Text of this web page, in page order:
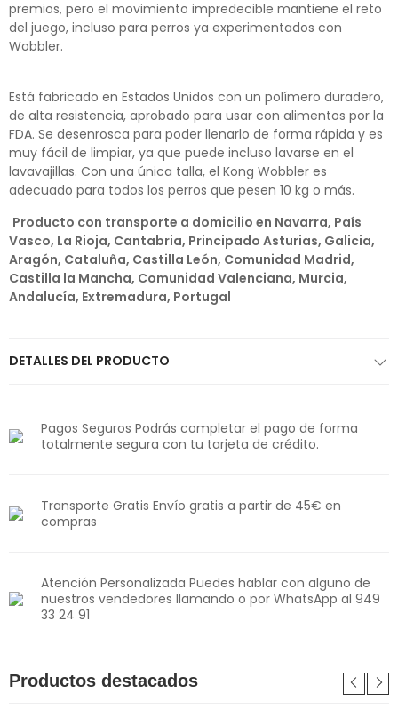
premios, pero el movimiento impredecible mantiene el reto
del juego, incluso para perros ya experimentados con
Wobbler.
Está fabricado en Estados Unidos con un polímero duradero,
de alta resistencia, aprobado para usar con alimentos por la
FDA. Se desenrosca para poder llenarlo de forma rápida y es
muy fácil de limpiar, ya que puede incluso lavarse en el
lavavajillas. Con una única talla, el Kong Wobbler es
adecuado para todos los perros que pesen 10 kg o más.
Producto con transporte a domicilio en Navarra, País
Vasco, La Rioja, Cantabria, Principado Asturias, Galicia,
Aragón, Cataluña, Castilla León, Comunidad Madrid,
Castilla la Mancha, Comunidad Valenciana, Murcia,
Andalucía, Extremadura, Portugal
DETALLES DEL PRODUCTO
Pagos Seguros Podrás completar el pago de forma
totalmente segura con tu tarjeta de crédito.
Transporte Gratis Envío gratis a partir de 45€ en
compras
Atención Personalizada Puedes hablar con alguno de
nuestros vendedores llamando o por WhatsApp al 949
33 24 91
Productos destacados